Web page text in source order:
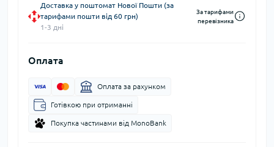
Доставка у поштомат Нової Пошти (за
тарифами пошти від 60 грн)
1-3 дні
За тарифами
перевізника
Оплата
Оплата за рахунком
Готівкою при отриманні
Покупка частинами від MonoBank